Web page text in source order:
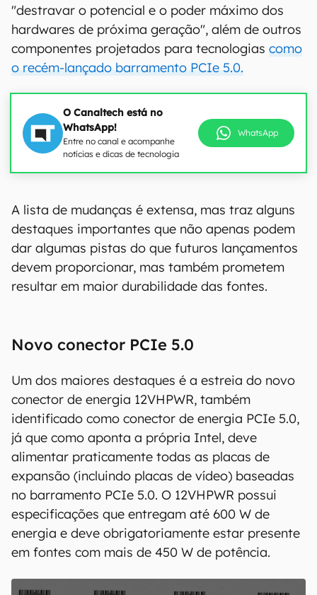
"destravar o potencial e o poder máximo dos
hardwares de próxima geração", além de outros
componentes projetados para tecnologias como
o recém-lançado barramento PCIe 5.0.
O Canaltech está no
WhatsApp!
Entre no canal e acompanhe
notícias e dicas de tecnologia
WhatsApp
A lista de mudanças é extensa, mas traz alguns
destaques importantes que não apenas podem
dar algumas pistas do que futuros lançamentos
devem proporcionar, mas também prometem
resultar em maior durabilidade das fontes.
Novo conector PCIe 5.0
Um dos maiores destaques é a estreia do novo
conector de energia 12VHPWR, também
identificado como conector de energia PCIe 5.0,